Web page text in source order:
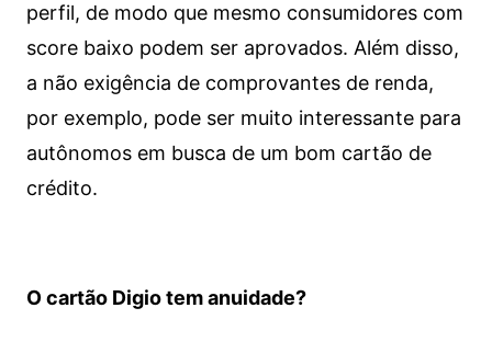
perfil, de modo que mesmo consumidores com
score baixo podem ser aprovados. Além disso,
a não exigência de comprovantes de renda,
por exemplo, pode ser muito interessante para
autônomos em busca de um bom cartão de
crédito.
O cartão Digio tem anuidade?